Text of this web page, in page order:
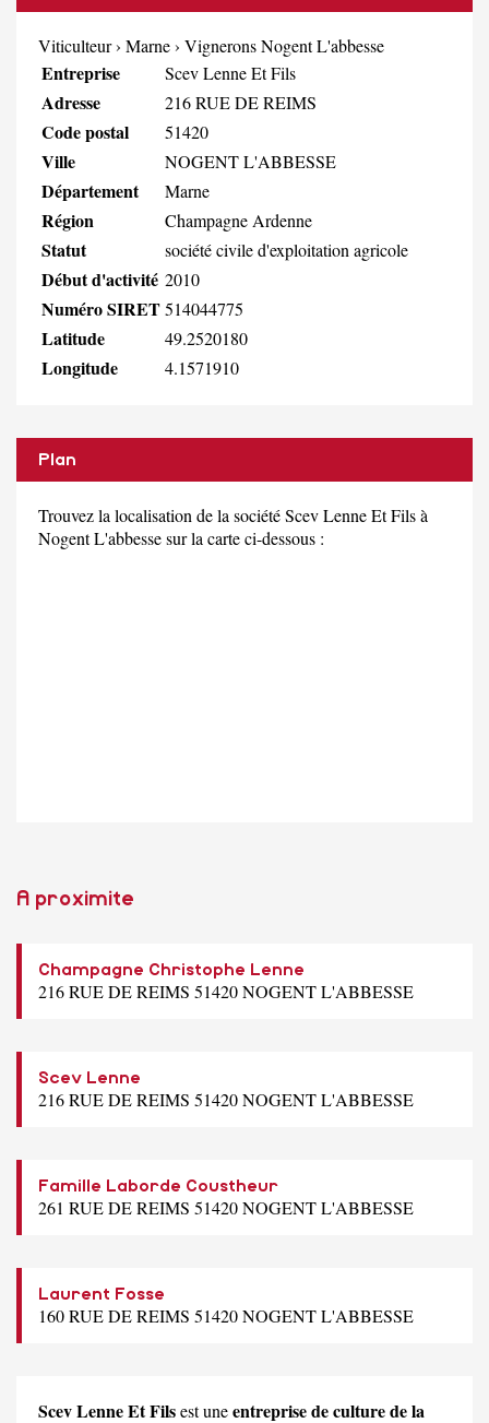
Viticulteur› Marne› Vignerons Nogent L'abbesse
Entreprise Scev Lenne Et Fils
Adresse 216 RUE DE REIMS
Code postal 51420
Ville NOGENT L'ABBESSE
Département Marne
Région Champagne Ardenne
Statut société civile d'exploitation agricole
Début d'activité 2010
Numéro SIRET514044775
Latitude 49.2520180
Longitude 4.1571910
Plan
Trouvez la localisation de la société Scev Lenne Et Fils à
Nogent L'abbesse sur la carte ci-dessous :
A proximite
Champagne Christophe Lenne
216 RUE DE REIMS 51420 NOGENT L'ABBESSE
Scev Lenne
216 RUE DE REIMS 51420 NOGENT L'ABBESSE
Famille Laborde Coustheur
261 RUE DE REIMS 51420 NOGENT L'ABBESSE
Laurent Fosse
160 RUE DE REIMS 51420 NOGENT L'ABBESSE
Scev Lenne Et Filsest uneentreprise de culture de la